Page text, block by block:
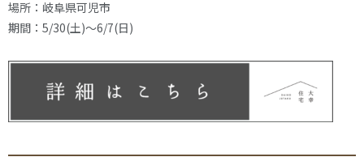
場所：岐阜県可児市
期間：5/30(土)～6/7(日)